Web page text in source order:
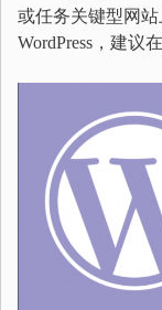
或任务关键型网
WordPress，建议